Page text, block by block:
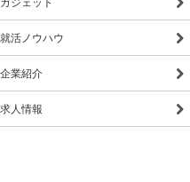
就活ノウハウ
企業紹介
求人情報